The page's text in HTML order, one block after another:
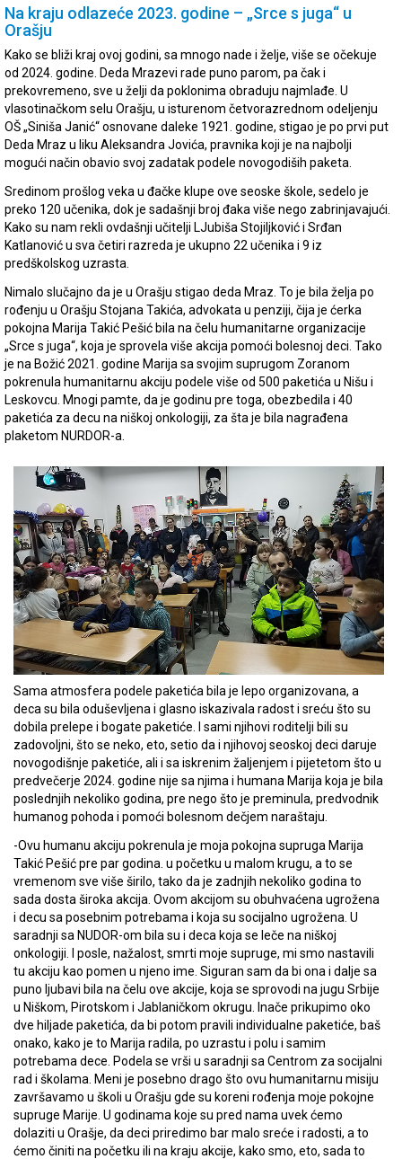
Na kraju odlazeće 2023. godine – „Srce s juga“ u
Orašju
Kako se bliži kraj ovoj godini, sa mnogo nade i želje, više se očekuje
od 2024. godine. Deda Mrazevi rade puno parom, pa čak i
prekovremeno, sve u želji da poklonima obraduju najmlađe. U
vlasotinačkom selu Orašju, u isturenom četvorazrednom odeljenju
OŠ „Siniša Janić“ osnovane daleke 1921. godine, stigao je po prvi put
Deda Mraz u liku Aleksandra Jovića, pravnika koji je na najbolji
mogući način obavio svoj zadatak podele novogodiših paketa.
Sredinom prošlog veka u đačke klupe ove seoske škole, sedelo je
preko 120 učenika, dok je sadašnji broj đaka više nego zabrinjavajući.
Kako su nam rekli ovdašnji učitelji LJubiša Stojiljković i Srđan
Katlanović u sva četiri razreda je ukupno 22 učenika i 9 iz
predškolskog uzrasta.
Nimalo slučajno da je u Orašju stigao deda Mraz. To je bila želja po
rođenju u Orašju Stojana Takića, advokata u penziji, čija je ćerka
pokojna Marija Takić Pešić bila na čelu humanitarne organizacije
„Srce s juga“, koja je sprovela više akcija pomoći bolesnoj deci. Tako
je na Božić 2021. godine Marija sa svojim suprugom Zoranom
pokrenula humanitarnu akciju podele više od 500 paketića u Nišu i
Leskovcu. Mnogi pamte, da je godinu pre toga, obezbedila i 40
paketića za decu na niškoj onkologiji, za šta je bila nagrađena
plaketom NURDOR-a.
Sama atmosfera podele paketića bila je lepo organizovana, a
deca su bila oduševljena i glasno iskazivala radost i sreću što su
dobila prelepe i bogate paketiće. I sami njihovi roditelji bili su
zadovoljni, što se neko, eto, setio da i njihovoj seoskoj deci daruje
novogodišnje paketiće, ali i sa iskrenim žaljenjem i pijetetom što u
predvečerje 2024. godine nije sa njima i humana Marija koja je bila
poslednjih nekoliko godina, pre nego što je preminula, predvodnik
humanog pohoda i pomoći bolesnom dečjem naraštaju.
-Ovu humanu akciju pokrenula je moja pokojna supruga Marija
Takić Pešić pre par godina. u početku u malom krugu, a to se
vremenom sve više širilo, tako da je zadnjih nekoliko godina to
sada dosta široka akcija. Ovom akcijom su obuhvaćena ugrožena
i decu sa posebnim potrebama i koja su socijalno ugrožena. U
saradnji sa NUDOR-om bila su i deca koja se leče na niškoj
onkologiji. I posle, nažalost, smrti moje supruge, mi smo nastavili
tu akciju kao pomen u njeno ime. Siguran sam da bi ona i dalje sa
puno ljubavi bila na čelu ove akcije, koja se sprovodi na jugu Srbije
u Niškom, Pirotskom i Jablaničkom okrugu. Inače prikupimo oko
dve hiljade paketića, da bi potom pravili individualne paketiće, baš
onako, kako je to Marija radila, po uzrastu i polu i samim
potrebama dece. Podela se vrši u saradnji sa Centrom za socijalni
rad i školama. Meni je posebno drago što ovu humanitarnu misiju
završavamo u školi u Orašju gde su koreni rođenja moje pokojne
supruge Marije. U godinama koje su pred nama uvek ćemo
dolaziti u Orašje, da deci priredimo bar malo sreće i radosti, a to
ćemo činiti na početku ili na kraju akcije, kako smo, eto, sada to